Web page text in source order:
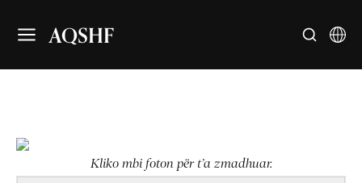
AQSHF
Kliko mbi foton për t’a zmadhuar.